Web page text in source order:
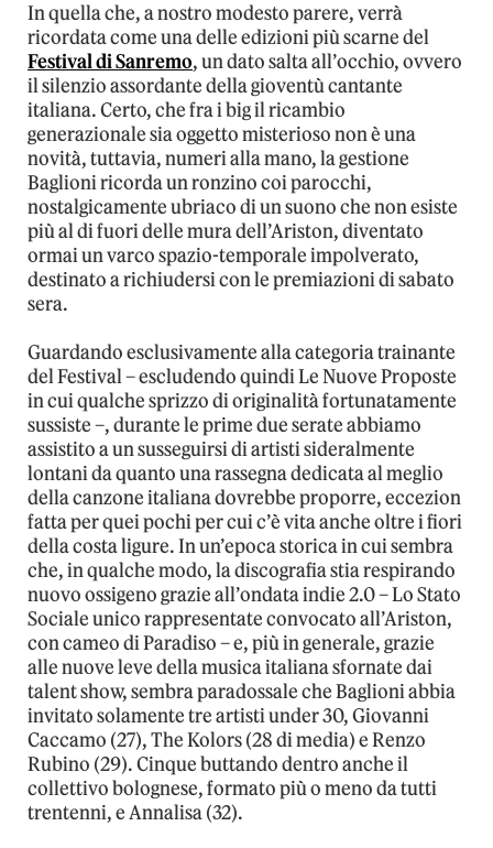
In quella che, a nostro modesto parere, verrà
ricordata come una delle edizioni più scarne del
Festival di Sanremo, un dato salta all’occhio, ovvero
il silenzio assordante della gioventù cantante
italiana. Certo, che fra i big il ricambio
generazionale sia oggetto misterioso non è una
novità, tuttavia, numeri alla mano, la gestione
Baglioni ricorda un ronzino coi parocchi,
nostalgicamente ubriaco di un suono che non esiste
più al di fuori delle mura dell’Ariston, diventato
ormai un varco spazio-temporale impolverato,
destinato a richiudersi con le premiazioni di sabato
sera.
Guardando esclusivamente alla categoria trainante
del Festival – escludendo quindi Le Nuove Proposte
in cui qualche sprizzo di originalità fortunatamente
sussiste –, durante le prime due serate abbiamo
assistito a un susseguirsi di artisti sideralmente
lontani da quanto una rassegna dedicata al meglio
della canzone italiana dovrebbe proporre, eccezion
fatta per quei pochi per cui c’è vita anche oltre i fiori
della costa ligure. In un’epoca storica in cui sembra
che, in qualche modo, la discografia stia respirando
nuovo ossigeno grazie all’ondata indie 2.0 – Lo Stato
Sociale unico rappresentate convocato all’Ariston,
con cameo di Paradiso – e, più in generale, grazie
alle nuove leve della musica italiana sfornate dai
talent show, sembra paradossale che Baglioni abbia
invitato solamente tre artisti under 30, Giovanni
Caccamo (27), The Kolors (28 di media) e Renzo
Rubino (29). Cinque buttando dentro anche il
collettivo bolognese, formato più o meno da tutti
trentenni, e Annalisa (32).